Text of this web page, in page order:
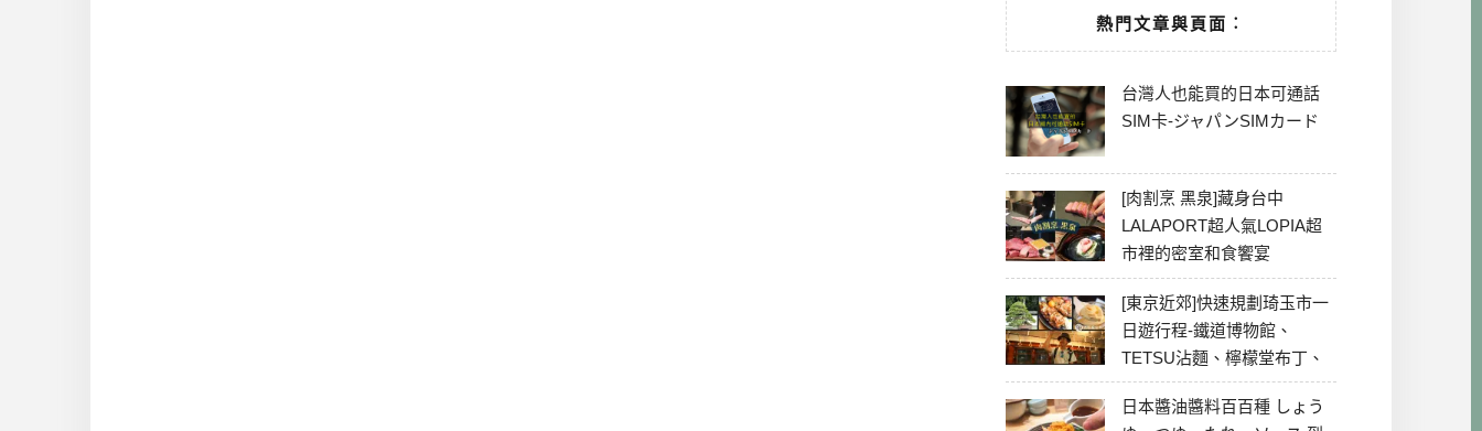
熱門文章與頁面︰
台灣人也能買的日本可通話
SIM卡-ジャパンSIMカード
[肉割烹 黑泉]藏身台中
LALAPORT超人氣LOPIA超
市裡的密室和食饗宴
[東京近郊]快速規劃琦玉市一
日遊行程-鐵道博物館、
TETSU沾麵、檸檬堂布丁、
冰川神社、美食彙整
日本醬油醬料百百種 しょう